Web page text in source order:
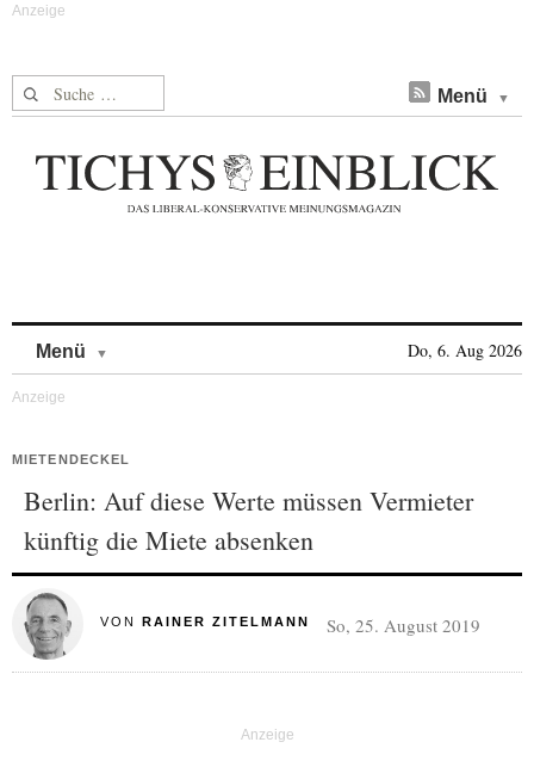
Suche nach: Menü
Menü Do, 6. Aug 2026
MIETENDECKEL
Berlin: Auf diese Werte müssen Vermieter
künftig die Miete absenken
VON RAINER ZITELMANN So, 25. August 2019